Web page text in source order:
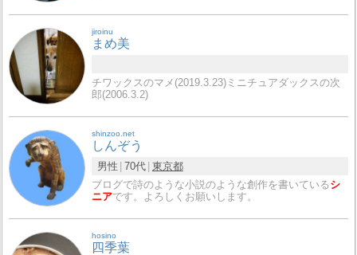
jiroinu
まめ美
チワックスのマメ(2019.3.23)ミニチュアダックスの次
郎(2006.3.2)
shinzoo.net
しんぞう
男性 70代 東京都
ブログで詩のような小説のような創作を書いているシ
ニアです。よろしくお願いします。
hosino
四季葉